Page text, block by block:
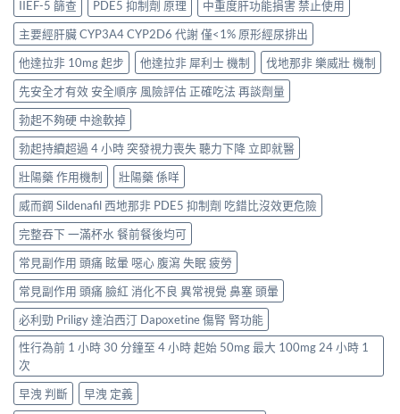
IIEF-5 篩查
PDE5 抑制劑 原理
中重度肝功能損害 禁止使用
主要經肝臟 CYP3A4 CYP2D6 代謝 僅<1% 原形經尿排出
他達拉非 10mg 起步
他達拉非 犀利士 機制
伐地那非 樂威壯 機制
先安全才有效 安全順序 風險評估 正確吃法 再談劑量
勃起不夠硬 中途軟掉
勃起持續超過 4 小時 突發視力喪失 聽力下降 立即就醫
壯陽藥 作用機制
壯陽藥 係咩
威而鋼 Sildenafil 西地那非 PDE5 抑制劑 吃錯比沒效更危險
完整吞下 一滿杯水 餐前餐後均可
常見副作用 頭痛 眩暈 噁心 腹瀉 失眠 疲勞
常見副作用 頭痛 臉紅 消化不良 異常視覺 鼻塞 頭暈
必利勁 Priligy 達泊西汀 Dapoxetine 傷腎 腎功能
性行為前 1 小時 30 分鐘至 4 小時 起始 50mg 最大 100mg 24 小時 1
次
早洩 判斷
早洩 定義